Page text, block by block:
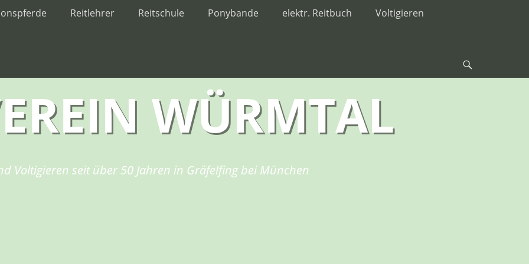
Reitlehrer Reitschule Ponybande elektr. Reitbuch
Voltigieren
WÜRMTAL
Voltigieren seit über 50 Jahren in Gräfelfing bei München